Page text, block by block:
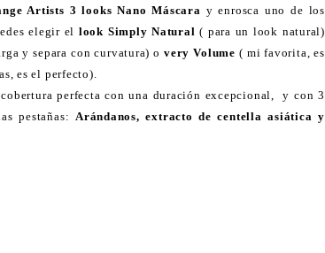
Artists 3 looks Nano Máscara y enrosca uno de los
elegir el look Simply Natural( para un look natural)
y separa con curvatura) o very Volume ( mi favorita, es
es el perfecto).
perfecta con una duración excepcional, y con 3
pestañas: Arándanos, extracto de centella asiática y